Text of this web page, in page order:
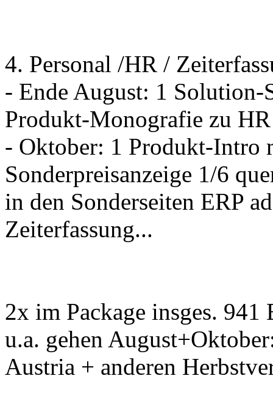
4. Personal /HR /
- Ende August: 1
Produkt-Monografie zu HR
- Oktober: 1 Produkt-Intro
Sonderpreisanzeige 1/6
in den Sonderseiten ERP
Zeiterfassung...
2x im Package insges. 941
u.a. gehen
Austria + anderen